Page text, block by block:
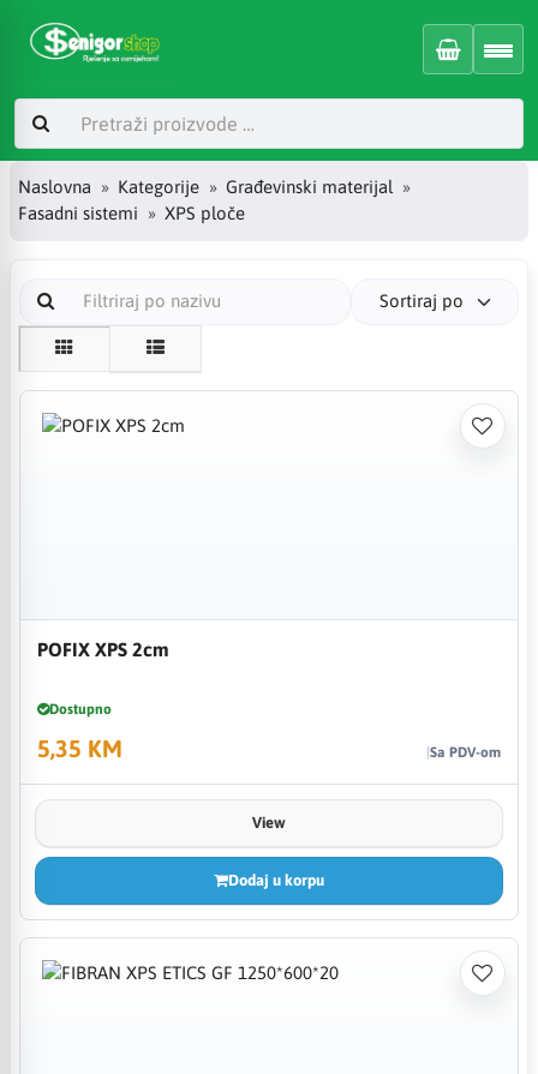
Naslovna Kategorije
Građevinski materijal
Fasadni sistemi
XPS ploče
Sortiraj po
POFIX XPS 2cm
Dostupno
5,35 KM Sa PDV-om
View
Dodaj u korpu